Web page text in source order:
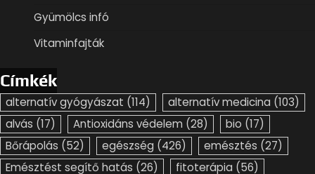
Gyümölcs infó
Vitaminfajták
Címkék
alternatív gyógyászat (114) alternatív medicina (103)
alvás (17) Antioxidáns védelem (28) bio (17)
Bőrápolás (52) egészség (426) emésztés (27)
Emésztést segítő hatás (26) fitoterápia (56)